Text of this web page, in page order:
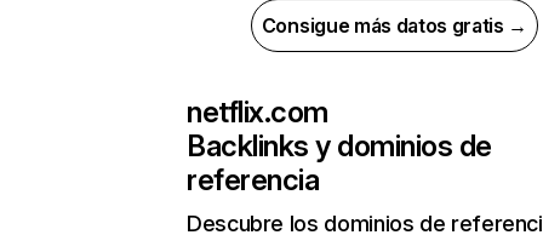
Consigue más datos gratis →
netflix.com
Backlinks y dominios de
referencia
Descubre los dominios de